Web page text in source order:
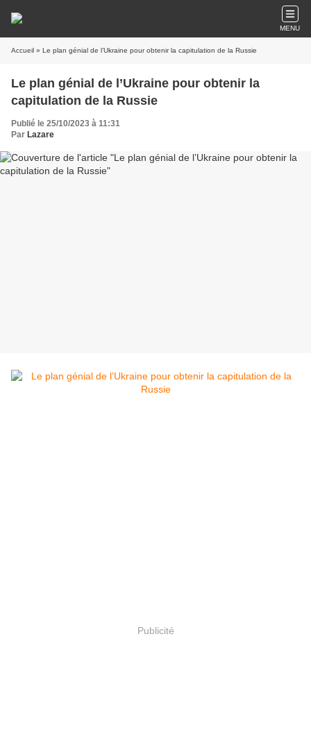
MENU
Accueil » Le plan génial de l’Ukraine pour obtenir la capitulation de la Russie
Le plan génial de l’Ukraine pour obtenir la
capitulation de la Russie
Publié le 25/10/2023 à 11:31
Par Lazare
Publicité